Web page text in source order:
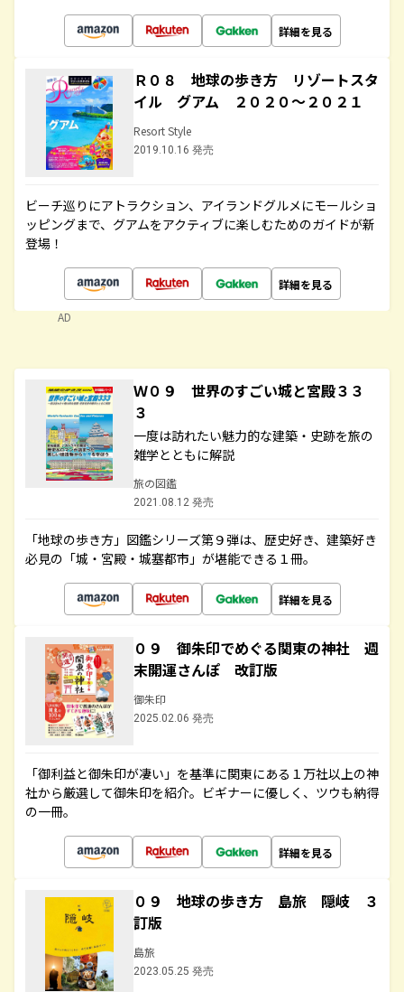
詳細を見る
Ｒ０８ 地球の歩き方 リゾートスタ
イル グアム ２０２０～２０２１
Resort Style
2019.10.16 発売
ビーチ巡りにアトラクション、アイランドグルメにモールショ
ッピングまで、グアムをアクティブに楽しむためのガイドが新
登場！
詳細を見る
AD
Ｗ０９ 世界のすごい城と宮殿３３
３
一度は訪れたい魅力的な建築・史跡を旅の
雑学とともに解説
旅の図鑑
2021.08.12 発売
「地球の歩き方」図鑑シリーズ第９弾は、歴史好き、建築好き
必見の「城・宮殿・城塞都市」が堪能できる１冊。
詳細を見る
０９ 御朱印でめぐる関東の神社 週
末開運さんぽ 改訂版
御朱印
2025.02.06 発売
「御利益と御朱印が凄い」を基準に関東にある１万社以上の神
社から厳選して御朱印を紹介。ビギナーに優しく、ツウも納得
の一冊。
詳細を見る
０９ 地球の歩き方 島旅 隠岐 ３
訂版
島旅
2023.05.25 発売